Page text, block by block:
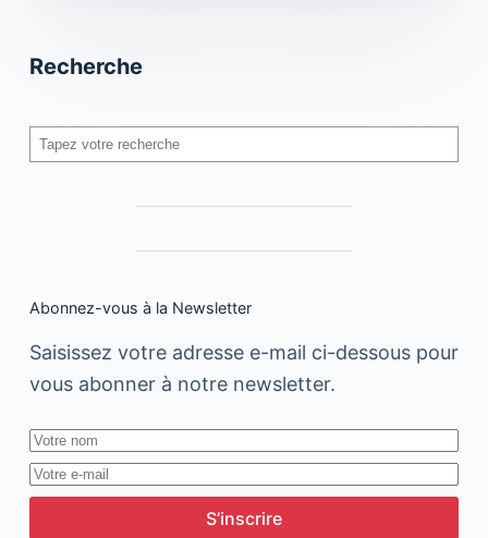
Recherche
Rechercher
Abonnez-vous à la Newsletter
Saisissez votre adresse e-mail ci-dessous pour
vous abonner à notre newsletter.
S’inscrire